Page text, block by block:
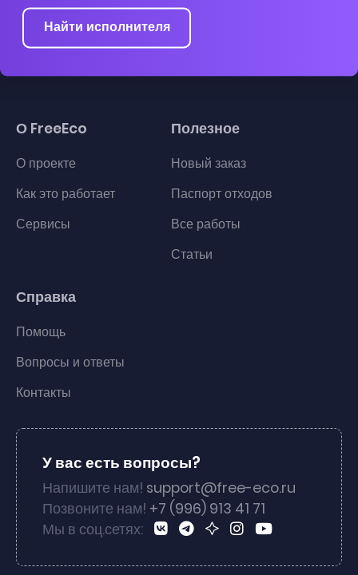
Найти исполнителя
О FreeEco
О проекте
Как это работает
Сервисы
Полезное
Новый заказ
Паспорт отходов
Все работы
Статьи
Справка
Помощь
Вопросы и ответы
Контакты
У вас есть вопросы?
Напишите нам! support@free-eco.ru
Позвоните нам! +7 (996) 913 41 71
Мы в соц.сетях: